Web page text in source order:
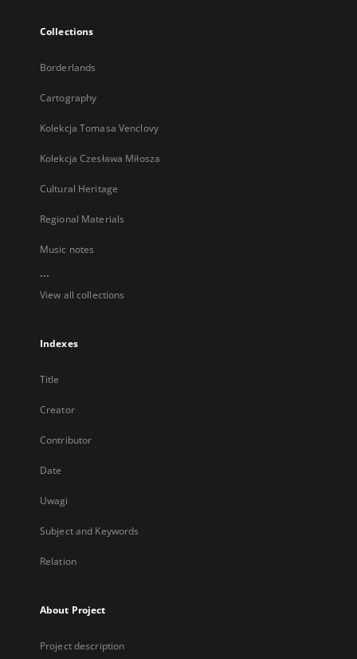
Collections
Borderlands
Cartography
Kolekcja Tomasa Venclovy
Kolekcja Czesława Miłosza
Cultural Heritage
Regional Materials
Music notes
...
View all collections
Indexes
Title
Creator
Contributor
Date
Uwagi
Subject and Keywords
Relation
About Project
Project description